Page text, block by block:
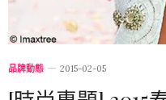
品牌動態 2015-02-05